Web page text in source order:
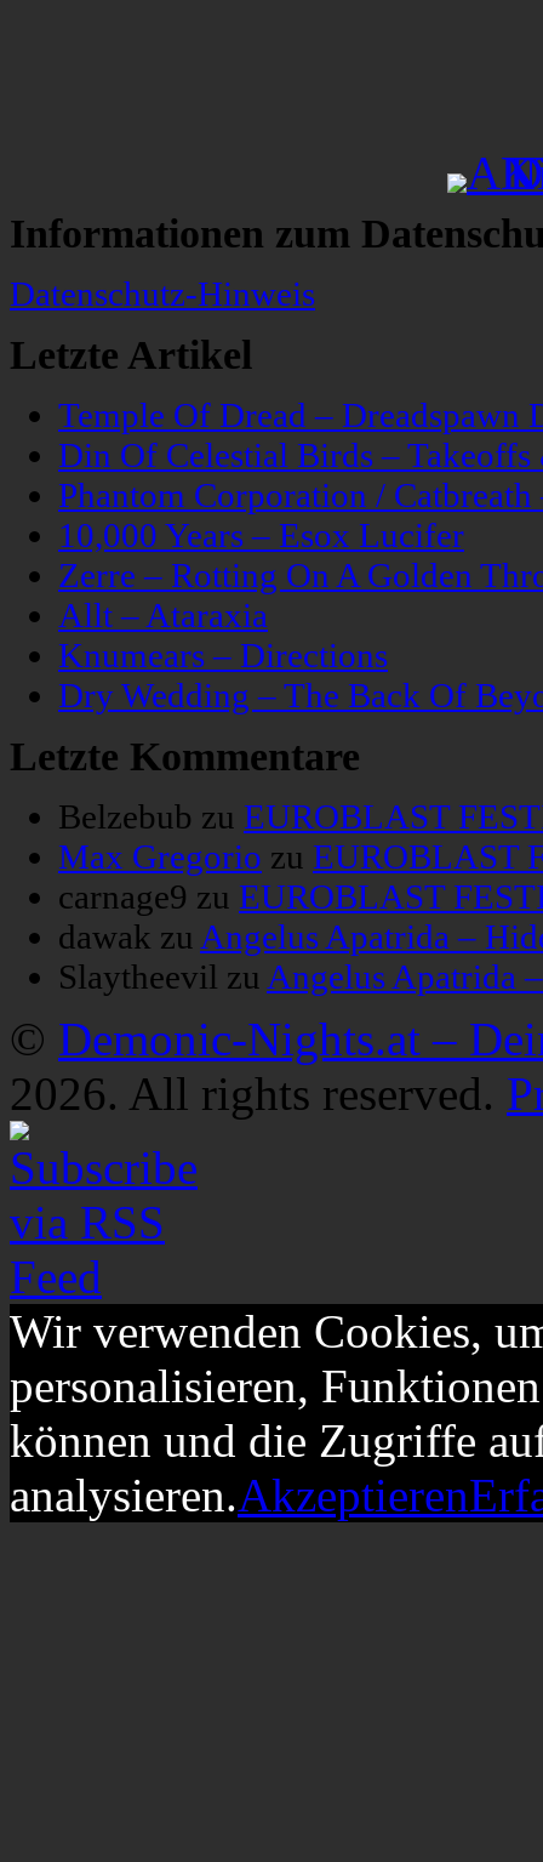
Informationen zum
Datenschutz-Hinweis
Letzte Artikel
Temple Of Dread – Dreadspawn
Din Of Celestial Birds –
Phantom Corporation /
10,000 Years – Esox Lucifer
Zerre – Rotting On A Golden
Allt – Ataraxia
Knumears – Directions
Dry Wedding – The Back Of
Letzte Kommentare
Belzebub zu EUROBLAST
Max Gregorio zu EUROBLAST
carnage9 zu EUROBLAST
dawak zu Angelus Apatrida –
Slaytheevil zu Angelus Apatrida
© Demonic-Nights.at –
2026. All rights reserved.
Wir verwenden Cookies,
personalisieren,
können und die Zugriffe
analysieren.Akzeptieren